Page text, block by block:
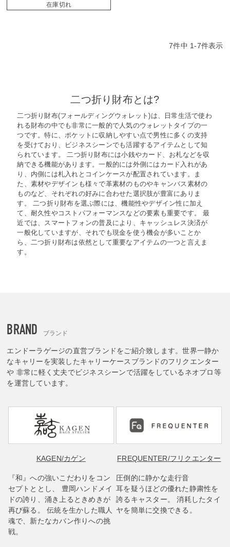
在庫切れ
7件中 1-7件表示
二つ折り財布とは?
二つ折り財布(フォールディングウォレット)は、日常生活で使わ
れる財布の中でも非常に一般的で人気のウォレットタイプの一
つです。特に、ポケットに収納しやすい点で男性に多くの支持
を受けており、ビジネスシーンでも活躍するアイテムとして知
られています。 二つ折り財布には小銭やカード、お札などを収
納できる機能があります。一般的には外側にはカード入れがあ
り、内側には札入れとコインケースが配置されています。ま
た、素材やデザインも様々で革素材のものやキャンバス素材の
ものなど、それぞれの好みに合わせた選択肢が豊富にありま
す。 二つ折り財布を選ぶ際には、機能性やデザイン性に加え
て、耐久性やコストパフォーマンスなどの要素も重要です。 最
近では、スマートフォンの普及により、キャッシュレス決済が
一般化していますが、それでも現金を使う機会が多いことか
ら、二つ折り財布は依然として重要なアイテムの一つと言えま
す。
BRAND ブランド
エンドーラゲージの直営ブランドをご紹介致します。世界一静か
なキャリーを実装したキャリーケースブランドのフリクエンター
や 非常に軽く丈夫でビジネスシーンで活躍をしているネオプロ等
を運営しています。
KAGEN/カゲン
『和』への強いこだわりをコン
セプトととし、 豊岡ハンドメイ
ドの誇り、涌き上るときめきが
再び蘇る。 伝統を生かした職人
魂で、新たなカバン作りへの挑
戦。
FREQUENTER/フリクエンター
圧倒的に静かな走行音
耳を疑うほどの優れた静粛性を
誇るキャスター。 消耗したタイ
ヤを簡単に交換できる。